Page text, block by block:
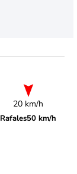
20 km/h
Rafales50 km/h